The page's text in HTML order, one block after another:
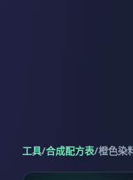
工具/合成配方表/橙色染